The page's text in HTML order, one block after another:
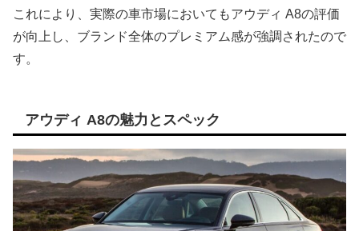
これにより、実際の車市場においてもアウディ A8の評価
が向上し、ブランド全体のプレミアム感が強調されたので
す。
アウディ A8の魅力とスペック